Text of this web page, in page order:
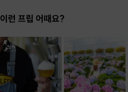
이런 프립 어때요?